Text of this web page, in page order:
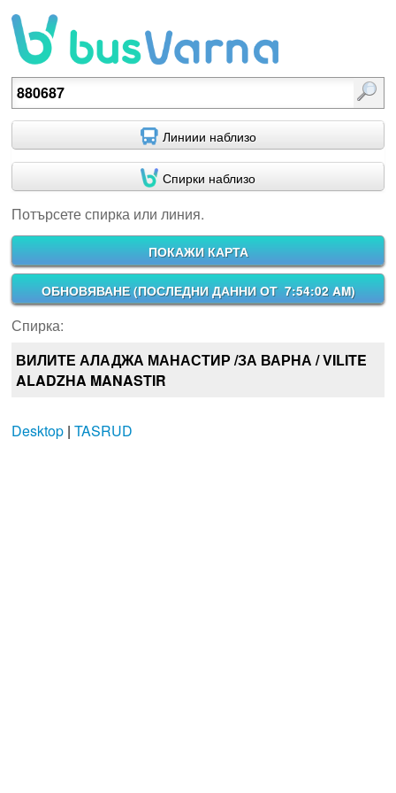
Потърсете спирка или линия.
Линиии наблизо
Спирки наблизо
Потърсете спирка или линия.
ПОКАЖИ КАРТА
ОБНОВЯВАНЕ (ПОСЛЕДНИ ДАННИ ОТ 7:54:02 AM)
Спирка:
ВИЛИТЕ АЛАДЖА МАНАСТИР /ЗА ВАРНА / VILITE
ALADZHA MANASTIR
Desktop| TASRUD